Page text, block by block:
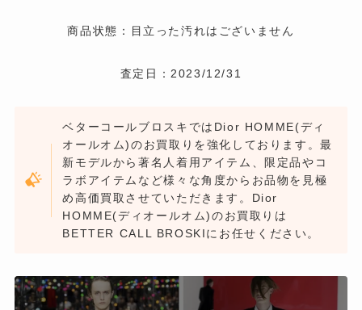
商品状態：目立った汚れはございません
査定日：2023/12/31
ベターコールブロスキではDior HOMME(ディ
オールオム)のお買取りを強化しております。最
新モデルから著名人着用アイテム、限定品やコ
ラボアイテムなど様々な角度からお品物を見極
め高価買取させていただきます。Dior
HOMME(ディオールオム)のお買取りは
BETTER CALL BROSKIにお任せください。